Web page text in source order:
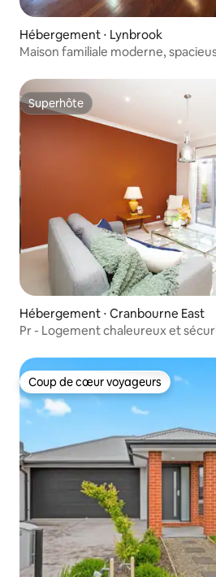
Hébergement ⋅ Lynbrook
Maison familiale moderne,
Superhôte
Superhôte
Hébergement ⋅ Cranbourne East
Pr - Logement chaleureux et
Coup de cœur voyageurs
Coup de cœur voyageurs